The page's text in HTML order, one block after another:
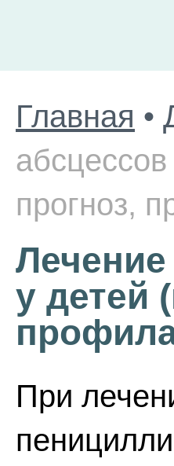
Главная •
прогноз,
у детей
При